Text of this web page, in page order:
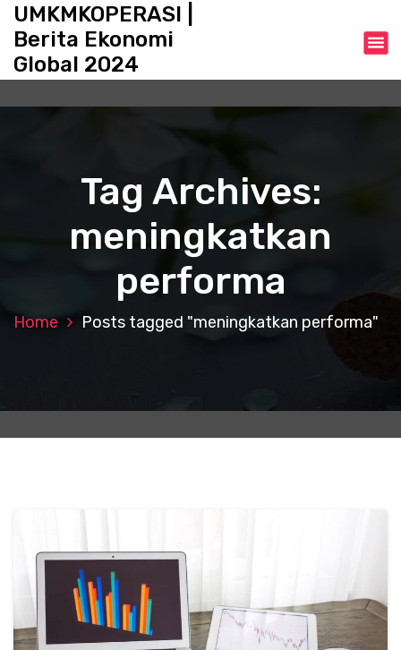
o
UMKMKOPERASI |
Berita Ekonomi
Global 2024
Tag Archives:
meningkatkan
performa
Home Posts tagged "meningkatkan performa"